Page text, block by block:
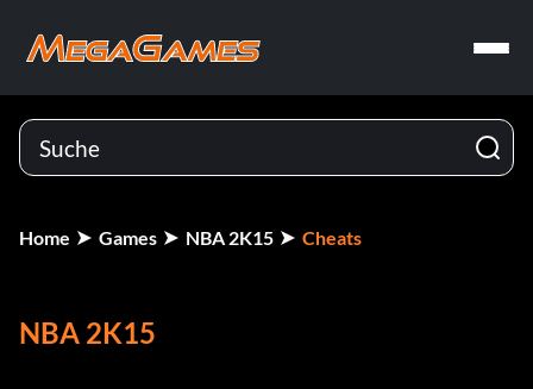
Home Games NBA 2K15 Cheats
NBA 2K15